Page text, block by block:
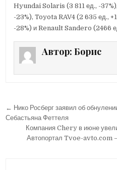
Hyundai Solaris (3 811 ед., -
-23%), Toyota RAV4 (2 635 ед.,
-28%) и Renault Sandero (2466
Автор: Борис
Н
← Нико Росберг заявил об
Себастьяна Феттеля
Компания Chery в июне
Автопортал Tvoe-avto.com